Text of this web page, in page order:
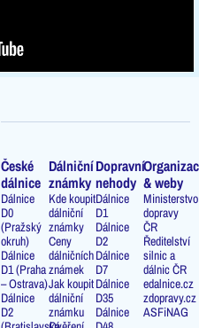
České
dálnice
Dálnice
D0
(Pražský
okruh)
Dálnice
D1 (Praha
– Ostrava)
Dálnice
D2
Dálniční
známky
Kde koupit
dálniční
známky
Ceny
dálničních
známek
Jak koupit
dálniční
známku
Dopravní
nehody
Dálnice
D1
Dálnice
D2
Dálnice
D7
Dálnice
D35
Dálnice
& weby
Ministerstvo
dopravy
ČR
Ředitelství
silnic a
dálnic ČR
edalnice.cz
zdopravy.cz
ASFiNAG